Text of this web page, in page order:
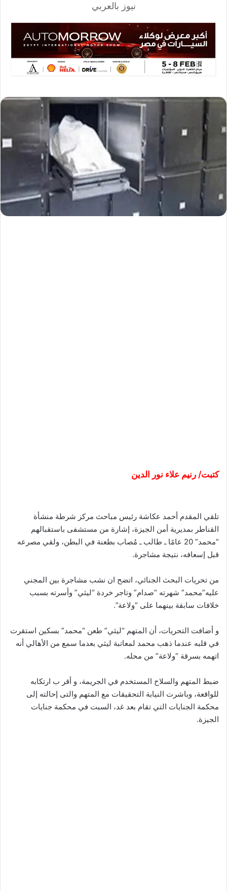
نيوز بالعربي
كتبت/ رنيم علاء نور الدين
تلقي المقدم أحمد عكاشة رئيس مباحث مركز شرطة منشأة
القناطر بمديرية أمن الجيزة، إشارة من مستشفى باستقبالهم
“محمد” 20 عامًا ـ طالب ـ مُصاب بطعنة في البطن، ولقي مصرعه
قبل إسعافه، نتيجة مشاجرة.
من تحريات البحث الجنائي، اتضح ان نشب مشاجرة بين المجني
عليه”محمد” شهرته “صدام” وتاجر خردة “ليثي” وأسرته بسبب
خلافات سابقة بينهما على “ولاعة”.
و أضافت التحريات، أن المتهم “ليثي” طعن “محمد” بسكين استقرت
في قلبه عندما ذهب محمد لمعاتبة ليثي بعدما سمع من الأهالي أنه
اتهمه بسرقة “ولاعة” من محله.
ضبط المتهم والسلاح المستخدم في الجريمة، و أقر ب ارتكابه
للواقعة، وباشرت النيابة التحقيقات مع المتهم والتى إحالته إلى
محكمة الجنايات التي تقام بعد غد، السبت في محكمة جنايات
الجيزة.